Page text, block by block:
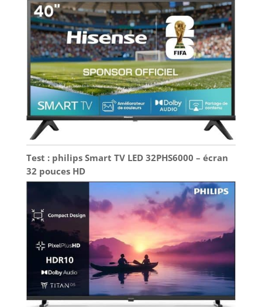
de visionnement phénoménale à tout moment,
n'importe où. Réglage De la Hauteur : Notre toile
de projecteur est équipé d'un trépied en
aluminium, assurant la stabilité sur tous les types
de sol. Ses pieds sont pliables pour un rangement
facile. La hauteur du trépied est réglable de 78,7 "
(200 cm) à (98,4 ") 250 cm en tournant les boutons
pour votre confort.
Test : philips Smart TV LED 32PHS6000 – écran
32 pouces HD